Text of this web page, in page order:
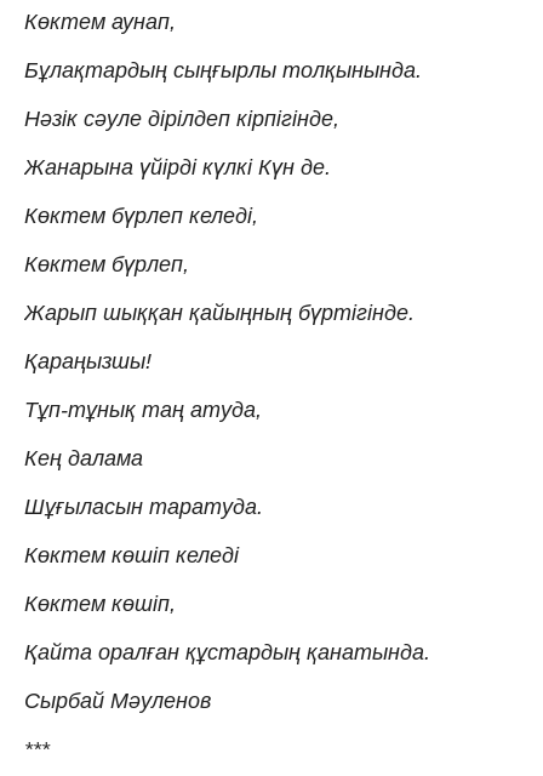
Көктем аунап,
Бұлақтардың сыңғырлы толқынында.
Нәзік сәуле дірілдеп кірпігінде,
Жанарына үйірді күлкі Күн де.
Көктем бүрлеп келеді,
Көктем бүрлеп,
Жарып шыққан қайыңның бүртігінде.
Қараңызшы!
Тұп-тұнық таң атуда,
Кең далама
Шұғыласын таратуда.
Көктем көшіп келеді
Көктем көшіп,
Қайта оралған құстардың қанатында.
Сырбай Мәуленов
***